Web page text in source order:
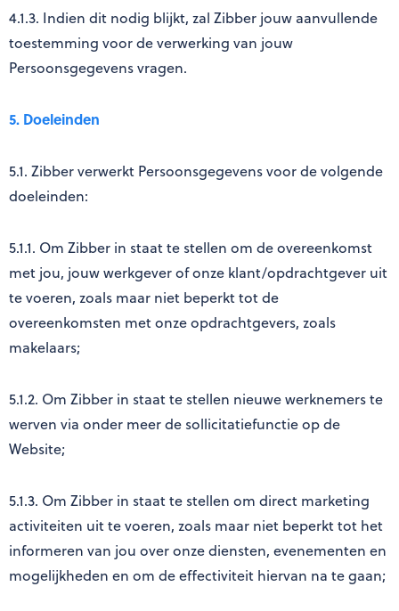
4.1.3. Indien dit nodig blijkt, zal Zibber jouw aanvullende
toestemming voor de verwerking van jouw
Persoonsgegevens vragen.
5. Doeleinden
5.1. Zibber verwerkt Persoonsgegevens voor de volgende
doeleinden:
5.1.1. Om Zibber in staat te stellen om de overeenkomst
met jou, jouw werkgever of onze klant/opdrachtgever uit
te voeren, zoals maar niet beperkt tot de
overeenkomsten met onze opdrachtgevers, zoals
makelaars;
5.1.2. Om Zibber in staat te stellen nieuwe werknemers te
werven via onder meer de sollicitatiefunctie op de
Website;
5.1.3. Om Zibber in staat te stellen om direct marketing
activiteiten uit te voeren, zoals maar niet beperkt tot het
informeren van jou over onze diensten, evenementen en
mogelijkheden en om de effectiviteit hiervan na te gaan;